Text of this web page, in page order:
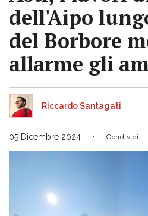
dell'Aipo
del Borbore
allarme gli
Riccardo Santagati
05 Dicembre 2024 Condividi